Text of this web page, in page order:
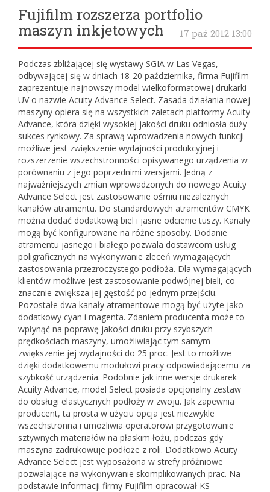
Fujifilm rozszerza portfolio
maszyn inkjetowych
17 paź 2012 13:00
Podczas zbliżającej się wystawy SGIA w Las Vegas,
odbywającej się w dniach 18-20 października, firma Fujifilm
zaprezentuje najnowszy model wielkoformatowej drukarki
UV o nazwie Acuity Advance Select. Zasada działania nowej
maszyny opiera się na wszystkich zaletach platformy Acuity
Advance, która dzięki wysokiej jakości druku odniosła duży
sukces rynkowy. Za sprawą wprowadzenia nowych funkcji
możliwe jest zwiększenie wydajności produkcyjnej i
rozszerzenie wszechstronności opisywanego urządzenia w
porównaniu z jego poprzednimi wersjami. Jedną z
najważniejszych zmian wprowadzonych do nowego Acuity
Advance Select jest zastosowanie ośmiu niezależnych
kanałów atramentu. Do standardowych atramentów CMYK
można dodać dodatkową biel i jasne odcienie tuszy. Kanały
mogą być konfigurowane na różne sposoby. Dodanie
atramentu jasnego i białego pozwala dostawcom usług
poligraficznych na wykonywanie zleceń wymagających
zastosowania przezroczystego podłoża. Dla wymagających
klientów możliwe jest zastosowanie podwójnej bieli, co
znacznie zwiększa jej gęstość po jednym przejściu.
Pozostałe dwa kanały atramentowe mogą być użyte jako
dodatkowy cyan i magenta. Zdaniem producenta może to
wpłynąć na poprawę jakości druku przy szybszych
prędkościach maszyny, umożliwiając tym samym
zwiększenie jej wydajności do 25 proc. Jest to możliwe
dzięki dodatkowemu modułowi pracy odpowiadającemu za
szybkość urządzenia. Podobnie jak inne wersje drukarek
Acuity Advance, model Select posiada opcjonalny zestaw
do obsługi elastycznych podłoży w zwoju. Jak zapewnia
producent, ta prosta w użyciu opcja jest niezwykle
wszechstronna i umożliwia operatorowi przygotowanie
sztywnych materiałów na płaskim łożu, podczas gdy
maszyna zadrukowuje podłoże z roli. Dodatkowo Acuity
Advance Select jest wyposażona w strefy próżniowe
pozwalające na wykonywanie skomplikowanych prac. Na
podstawie informacji firmy Fujifilm opracował KS